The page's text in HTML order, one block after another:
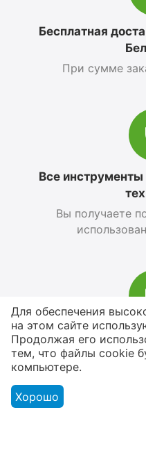
Бесплатная
При сумме
Все
Вы получаете
В наличии
От
Для обеспечения
на этом сайте
Продолжая его
тем, что файлы cookie
компьютере.
Хорошо